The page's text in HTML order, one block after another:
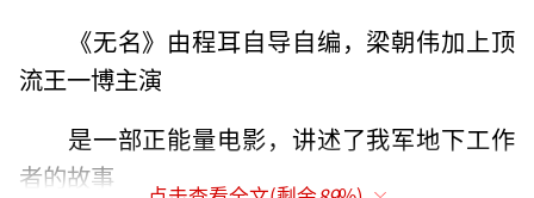
《无名》由程耳自导自编，梁朝伟加上顶
流王一博主演
是一部正能量电影，讲述了我军地下工作
者的故事